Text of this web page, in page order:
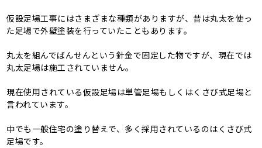
仮設足場工事にはさまざまな種類がありますが、昔は丸太を使っ
た足場で外壁塗装を行っていたこともあります。
丸太を組んでばんせんという針金で固定した物ですが、現在では
丸太足場は施工されていません。
現在使用されている仮設足場は単管足場もしくはくさび式足場と
言われています。
中でも一般住宅の塗り替えで、多く採用されているのはくさび式
足場です。